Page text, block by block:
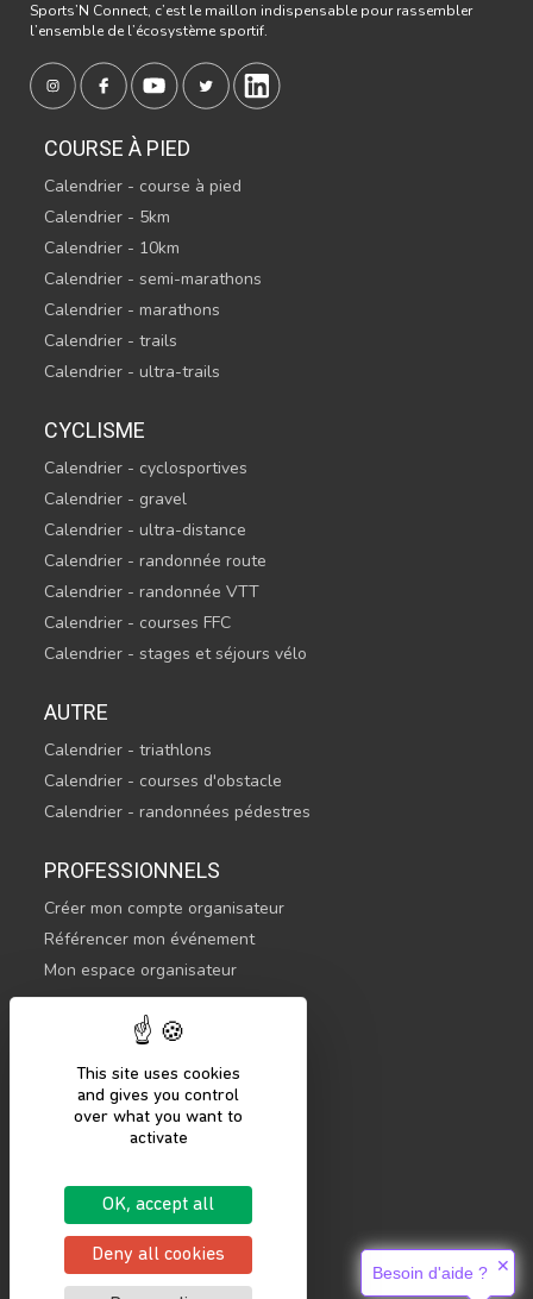
This site uses cookies
and gives you control
over what you want to
activate
OK, accept all
Deny all cookies
Sports’N Connect, c’est le maillon indispensable pour rassembler
l’ensemble de l’écosystème sportif.
COURSE À PIED
Calendrier - course à pied
Calendrier - 5km
Calendrier - 10km
Calendrier - semi-marathons
Calendrier - marathons
Calendrier - trails
Calendrier - ultra-trails
CYCLISME
Calendrier - cyclosportives
Calendrier - gravel
Calendrier - ultra-distance
Calendrier - randonnée route
Calendrier - randonnée VTT
Calendrier - courses FFC
Calendrier - stages et séjours vélo
AUTRE
Calendrier - triathlons
Calendrier - courses d'obstacle
Calendrier - randonnées pédestres
PROFESSIONNELS
Créer mon compte organisateur
Référencer mon événement
Mon espace organisateur
CONTACTEZ-NOUS
COMMENCER
Se connecter
Mentions légales
Politique de confidentialité
Besoin d'aide ? ✕